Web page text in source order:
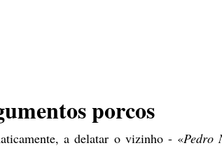
porcos
a delatar o vizinho - «Pedro